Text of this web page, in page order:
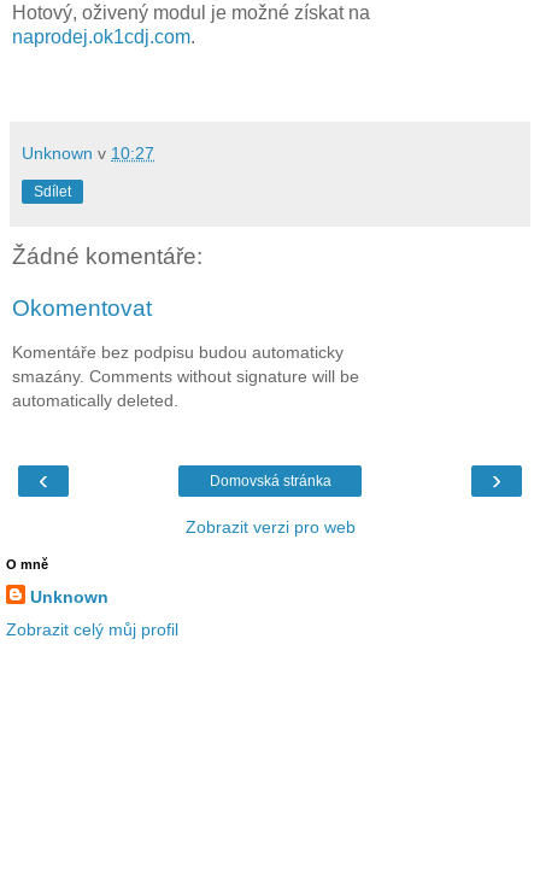
Hotový, oživený modul je možné získat na
naprodej.ok1cdj.com.
Unknown v 10:27
Sdílet
Žádné komentáře:
Okomentovat
Komentáře bez podpisu budou automaticky
smazány. Comments without signature will be
automatically deleted.
‹ ›
Domovská stránka
Zobrazit verzi pro web
O mně
Unknown
Zobrazit celý můj profil